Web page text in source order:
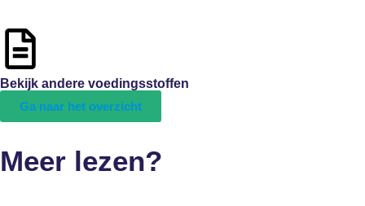
Bekijk andere voedingsstoffen
Ga naar het overzicht
Meer lezen?